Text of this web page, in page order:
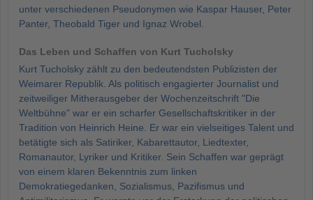
unter verschiedenen Pseudonymen wie Kaspar Hauser, Peter
Panter, Theobald Tiger und Ignaz Wrobel.
Das Leben und Schaffen von Kurt Tucholsky
Kurt Tucholsky zählt zu den bedeutendsten Publizisten der
Weimarer Republik. Als politisch engagierter Journalist und
zeitweiliger Mitherausgeber der Wochenzeitschrift "Die
Weltbühne" war er ein scharfer Gesellschaftskritiker in der
Tradition von Heinrich Heine. Er war ein vielseitiges Talent und
betätigte sich als Satiriker, Kabarettautor, Liedtexter,
Romanautor, Lyriker und Kritiker. Sein Schaffen war geprägt
von einem klaren Bekenntnis zum linken
Demokratiegedanken, Sozialismus, Pazifismus und